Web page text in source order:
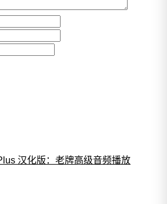
汉化版：老牌高级音频播放